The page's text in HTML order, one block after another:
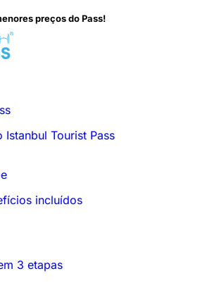
do Pass!
Istanbul Tourist Pass
incluídos
3 etapas
e Duração Tudo sobre